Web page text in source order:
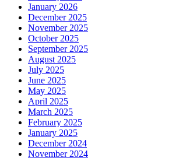
January 2026
December 2025
November 2025
October 2025
September 2025
August 2025
July 2025
June 2025
May 2025
April 2025
March 2025
February 2025
January 2025
December 2024
November 2024